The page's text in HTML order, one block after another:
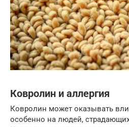
Ковролин и аллергия
Ковролин может оказывать
особенно на людей,